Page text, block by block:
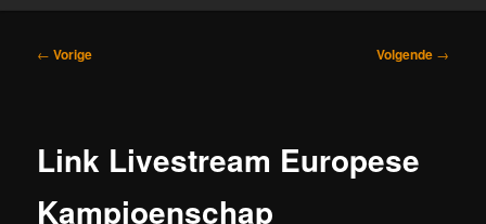
Bericht
← Vorige Volgende →
Link Livestream Europese
Kampioenschap